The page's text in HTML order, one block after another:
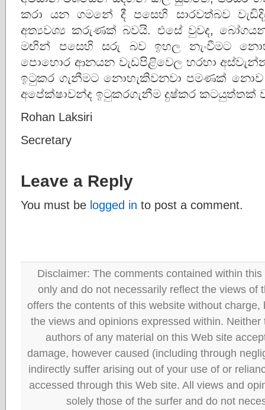
කරා යන ගමනේ දී පසෙහි සාරවත්බව
අත්‍යවශ්‍ය කරුණක් බවයි. එසේ වුවද,
මඟින් පසෙහි සරු බව ඉහල නැංවීමට
පොහොර ආනයන වැඩපිළිවෙල හරහා
ඉටුකර ගැනීමට නොහැකිවනවා පමණක් නොව
අපේක්ෂාවන්ද ඉටුකරගැනීම දුෂ්කර කටයුත්තක්
Rohan Laksiri
Secretary
Leave a Reply
You must be logged in to post a comment.
Disclaimer: The comments contained within
only and do not necessarily reflect the views of
offers the contents of this website without
the views and opinions expressed within.
authors of any material on this Web site
damage, however caused (including through
indirectly suffer arising out of your use of or
accessed through this Web site. All views and
solely those of the surfer and do not